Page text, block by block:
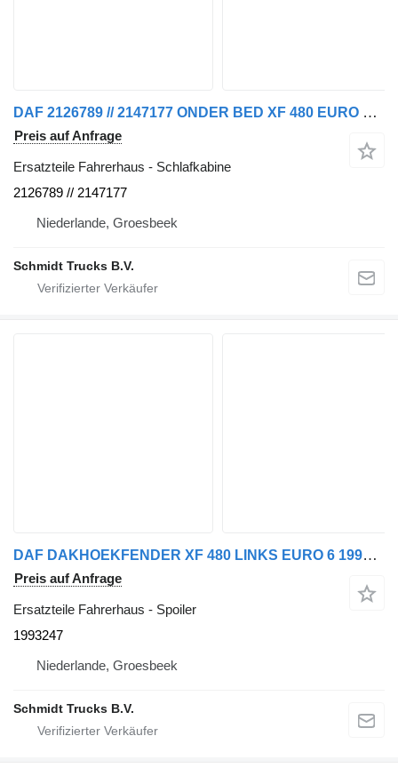
DAF 2126789 // 2147177 ONDER BED XF 480 EURO 6 MODEL 2021 Schlafkabine für LKW
Preis auf Anfrage
Ersatzteile Fahrerhaus - Schlafkabine
2126789 // 2147177
Niederlande, Groesbeek
Schmidt Trucks B.V.
DAF DAKHOEKFENDER XF 480 LINKS EURO 6 1993247 Spoiler für LKW
Preis auf Anfrage
Ersatzteile Fahrerhaus - Spoiler
1993247
Niederlande, Groesbeek
Schmidt Trucks B.V.